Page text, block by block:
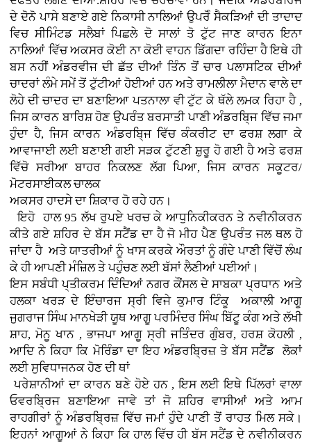
ਦੇ ਦੋਨੋ ਪਾਸੇ ਬਣਾਏ ਗਏ ਨਿਕਾਸੀ ਨਾਲਿਆਂ ਉਪਰੋੰ ਸੈਕੜਿਆਂ ਦੀ ਤਾਦਾਦ
ਵਿਚ ਸੀਮਿੰਟਡ ਸਲੈਬਾਂ ਪਿਛਲੇ ਦੋ ਸਾਲਾਂ ਤੋ ਟੁੱਟ ਜਾਣ ਕਾਰਨ ਇਨਾ
ਨਾਲਿਆਂ ਵਿੱਚ ਅਕਸਰ ਕੋਈ ਨਾ ਕੋਈ ਵਾਹਨ ਡਿੱਗਦਾ ਰਹਿੰਦਾ ਹੈ ਇਥੇ ਹੀ
ਬਸ ਨਹੀਂ ਅੰਡਰਵੀਜ ਦੀ ਛੱਤ ਦੀਆਂ ਤਿੰਨ ਤੋਂ ਚਾਰ ਪਲਾਸਟਿਕ ਦੀਆਂ
ਚਾਦਰਾਂ ਲੰਮੇ ਸਮੇਂ ਤੋਂ ਟੁੱਟੀਆਂ ਹੋਈਆਂ ਹਨ ਅਤੇ ਰਾਮਲੀਲਾ ਮੈਦਾਨ ਵਾਲੇ ਦਾ
ਲੋਹੇ ਦੀ ਚਾਦਰ ਦਾ ਬਣਾਇਆ ਪਤਨਾਲਾ ਵੀ ਟੁੱਟ ਕੇ ਥੱਲੇ ਲਮਕ ਰਿਹਾ ਹੈ ,
ਜਿਸ ਕਾਰਨ ਬਾਰਿਸ਼ ਹੋਣ ਉਪਰੰਤ ਬਰਸਾਤੀ ਪਾਣੀ ਅੰਡਰਬਿ੍ਜ ਵਿੱਚ ਜਮਾ
ਹੁੰਦਾ ਹੈ, ਜਿਸ ਕਾਰਨ ਅੰਡਰਬਿ੍ਜ ਵਿੱਚ ਕੰਕਰੀਟ ਦਾ ਫਰਸ਼ ਲਗਾ ਕੇ
ਆਵਾਜਾਈ ਲਈ ਬਣਾਈ ਗਈ ਸੜਕ ਟੁੱਟਣੀ ਸ਼ੁਰੂ ਹੋ ਗਈ ਹੈ ਅਤੇ ਫਰਸ਼
ਵਿੱਚੋ ਸਰੀਆ ਬਾਹਰ ਨਿਕਲਣ ਲੱਗ ਪਿਆ, ਜਿਸ ਕਾਰਨ ਸਕੂਟਰ/
ਮੋਟਰਸਾਈਕਲ ਚਾਲਕ
ਅਕਸਰ ਹਾਦਸੇ ਦਾ ਸ਼ਿਕਾਰ ਹੋ ਰਹੇ ਹਨ।
ਇਹੋ ਹਾਲ 95 ਲੱਖ ਰੁਪਏ ਖਰਚ ਕੇ ਆਧੁਨਿਕੀਕਰਨ ਤੇ ਨਵੀਨੀਕਰਨ
ਕੀਤੇ ਗਏ ਸ਼ਹਿਰ ਦੇ ਬੱਸ ਸਟੈਂਡ ਦਾ ਹੈ ਜੋ ਮੀਹ ਪੈਣ ਉਪਰੰਤ ਜਲ ਥਲ ਹੋ
ਜਾਂਦਾ ਹੈ ਅਤੇ ਯਾਤਰੀਆਂ ਨੂੰ ਖਾਸ ਕਰਕੇ ਔਰਤਾਂ ਨੂੰ ਗੰਦੇ ਪਾਣੀ ਵਿੱਚੋਂ ਲੰਘ
ਕੇ ਹੀ ਆਪਣੀ ਮੰਜ਼ਿਲ ਤੇ ਪਹੁੰਚਣ ਲਈ ਬੱਸਾਂ ਲੈਣੀਆਂ ਪਈਆਂ।
ਇਸ ਸਬੰਧੀ ਪ੍ਤੀਕਰਮ ਦਿੰਦਿਆਂ ਨਗਰ ਕੌਂਸਲ ਦੇ ਸਾਬਕਾ ਪ੍ਰਧਾਨ ਅਤੇ
ਹਲਕਾ ਖਰੜ ਦੇ ਇੰਚਾਰਜ ਸ੍ਰੀ ਵਿਜੇ ਕੁਮਾਰ ਟਿੰਕੂ ਅਕਾਲੀ ਆਗੂ
ਜੁਗਰਾਜ ਸਿੰਘ ਮਾਨਖੇੜੀ ਯੂਥ ਆਗੂ ਪਰਮਿੰਦਰ ਸਿੰਘ ਬਿੱਟੂ ਕੰਗ ਅਤੇ ਲੱਖੀ
ਸ਼ਾਹ, ਮੋਨੂ ਖਾਨ , ਭਾਜਪਾ ਆਗੂ ਸ੍ਰੀ ਜਤਿੰਦਰ ਗੁੰਬਰ, ਹਰਸ਼ ਕੋਹਲੀ ,
ਆਦਿ ਨੇ ਕਿਹਾ ਕਿ ਮੋਰਿੰਡਾ ਦਾ ਇਹ ਅੰਡਰਬ੍ਰਿਜ਼ ਤੇ ਬੱਸ ਸਟੈਂਡ ਲੋਕਾਂ
ਲਈ ਸੁਵਿਧਾਜਨਕ ਹੋਣ ਦੀ ਥਾਂ
ਪਰੇਸ਼ਾਨੀਆਂ ਦਾ ਕਾਰਨ ਬਣੇ ਹੋਏ ਹਨ , ਇਸ ਲਈ ਇਥੇ ਪਿੱਲਰਾਂ ਵਾਲਾ
ਓਵਰਬ੍ਰਿਜ ਬਣਾਇਆ ਜਾਵੇ ਤਾਂ ਜੋ ਸ਼ਹਿਰ ਵਾਸੀਆਂ ਅਤੇ ਆਮ
ਰਾਹਗੀਰਾਂ ਨੂੰ ਅੰਡਰਬ੍ਰਿਜ਼ ਵਿੱਚ ਜਮਾਂ ਹੁੰਦੇ ਪਾਣੀ ਤੋਂ ਰਾਹਤ ਮਿਲ ਸਕੇ।
ਇਹਨਾਂ ਆਗੂਆਂ ਨੇ ਕਿਹਾ ਕਿ ਹਾਲ ਵਿੱਚ ਹੀ ਬੱਸ ਸਟੈਂਡ ਦੇ ਨਵੀਨੀਕਰਨ